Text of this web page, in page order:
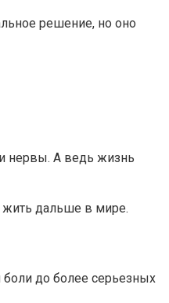
решение, но оно
нервы. А ведь жизнь
жить дальше в мире.
до более серьезных